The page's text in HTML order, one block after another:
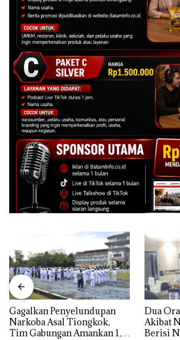
Gagalkan Penyelundupan
Narkoba Asal Tiongkok,
Tim Gabungan Amankan 1,3
Dua
Akibat
Berisi